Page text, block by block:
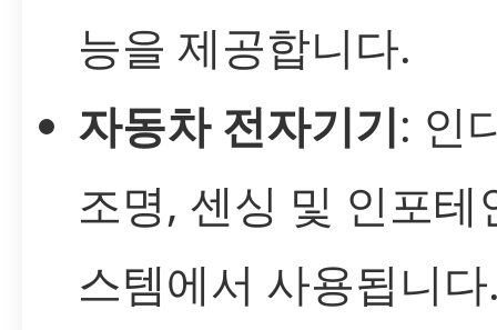
능을 제공합니다.
자동차 전자기기: 인
조명, 센싱 및 인포테
스템에서 사용됩니